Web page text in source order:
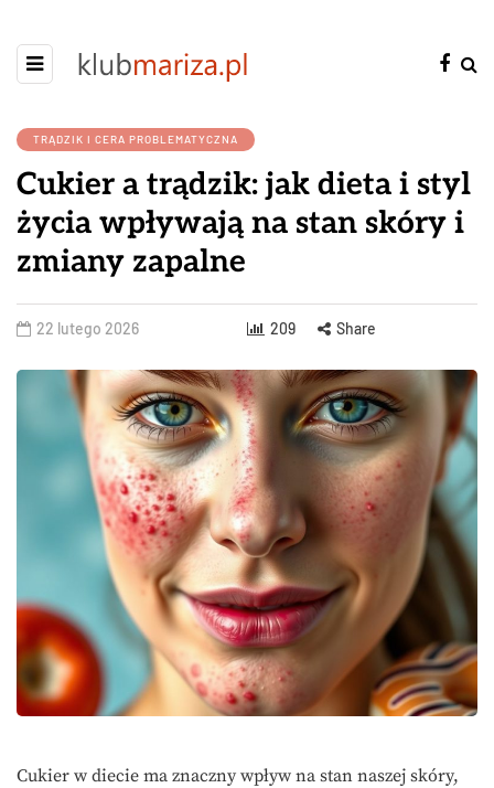
TRĄDZIK I CERA PROBLEMATYCZNA
Cukier a trądzik: jak dieta i styl
życia wpływają na stan skóry i
zmiany zapalne
22 lutego 2026 209 Share
Cukier w diecie ma znaczny wpływ na stan naszej skóry,